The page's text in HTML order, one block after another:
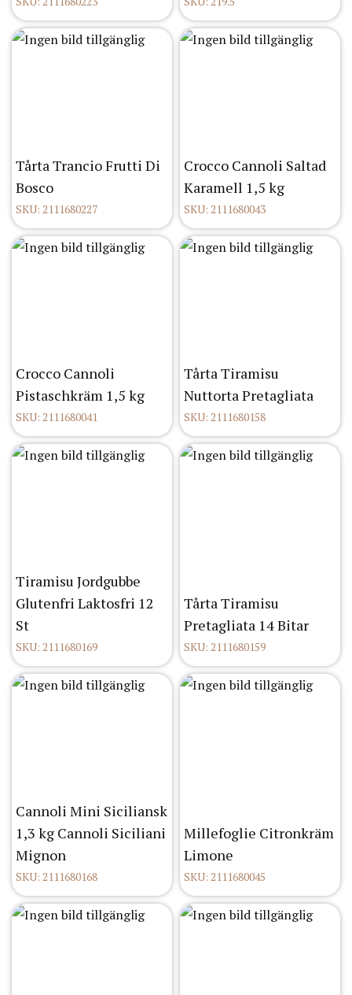
Tårta Trancio Frutti Di
Bosco
SKU: 2111680227
Crocco Cannoli Saltad
Karamell 1,5 kg
SKU: 2111680043
Crocco Cannoli
Pistaschkräm 1,5 kg
SKU: 2111680041
Tårta Tiramisu
Nuttorta Pretagliata
SKU: 2111680158
Tiramisu Jordgubbe
Glutenfri Laktosfri 12
St
SKU: 2111680169
Tårta Tiramisu
Pretagliata 14 Bitar
SKU: 2111680159
Cannoli Mini Siciliansk
1,3 kg Cannoli Siciliani
Mignon
SKU: 2111680168
Millefoglie Citronkräm
Limone
SKU: 2111680045